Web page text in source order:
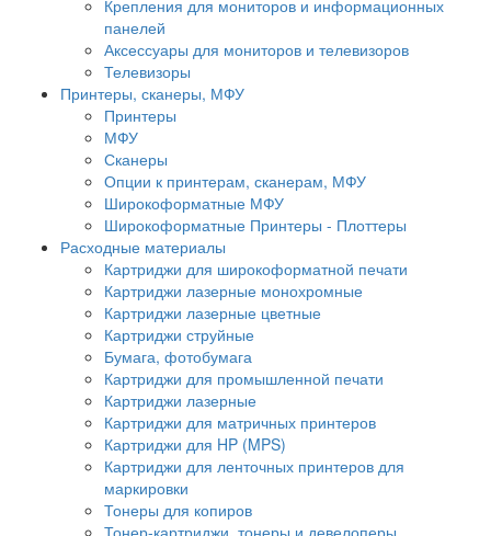
Крепления для мониторов и информационных
панелей
Аксессуары для мониторов и телевизоров
Телевизоры
Принтеры, сканеры, МФУ
Принтеры
МФУ
Сканеры
Опции к принтерам, сканерам, МФУ
Широкоформатные МФУ
Широкоформатные Принтеры - Плоттеры
Расходные материалы
Картриджи для широкоформатной печати
Картриджи лазерные монохромные
Картриджи лазерные цветные
Картриджи струйные
Бумага, фотобумага
Картриджи для промышленной печати
Картриджи лазерные
Картриджи для матричных принтеров
Картриджи для HP (MPS)
Картриджи для ленточных принтеров для
маркировки
Тонеры для копиров
Тонер-картриджи, тонеры и девелоперы